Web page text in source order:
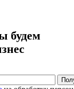
будем